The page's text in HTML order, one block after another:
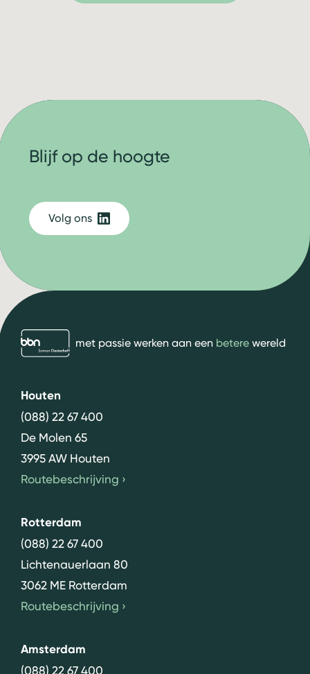
bbn adviseursmet passie werken aan een beterewereld
Houten
(088) 22 67 400
De Molen 65
3995 AW Houten
Routebeschrijving ›
Rotterdam
(088) 22 67 400
Lichtenauerlaan 80
3062 ME Rotterdam
Routebeschrijving ›
Amsterdam
(088) 22 67 400
Blijf op de hoogte
Volg ons